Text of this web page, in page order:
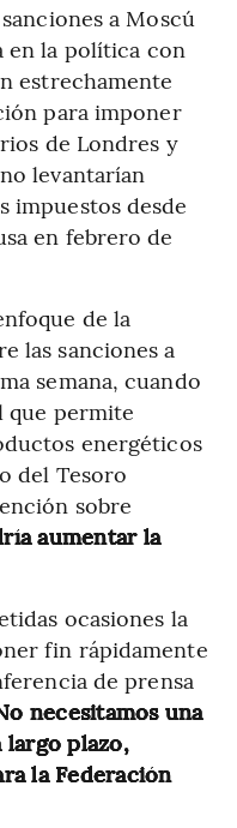
a Moscú
en la política con
estrechamente
para imponer
de Londres y
levantarían
impuestos desde
en febrero de
de la
las sanciones a
semana, cuando
que permite
energéticos
del Tesoro
sobre
aumentar la
ocasiones la
fin rápidamente
de prensa
necesitamos una
largo plazo,
la Federación